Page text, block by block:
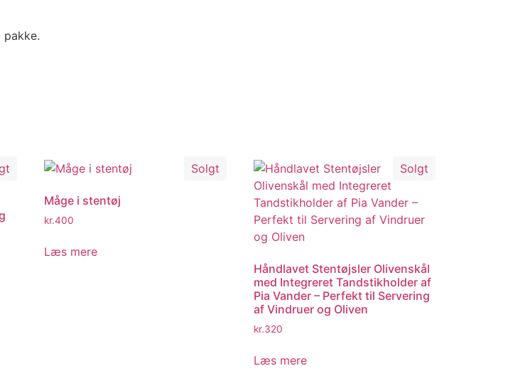
pakke.
Solgt
Måge i stentøj
kr.400
Læs mere
Solgt
Håndlavet Stentøjsler Olivenskål
med Integreret Tandstikholder af
Pia Vander – Perfekt til Servering
af Vindruer og Oliven
kr.320
Læs mere